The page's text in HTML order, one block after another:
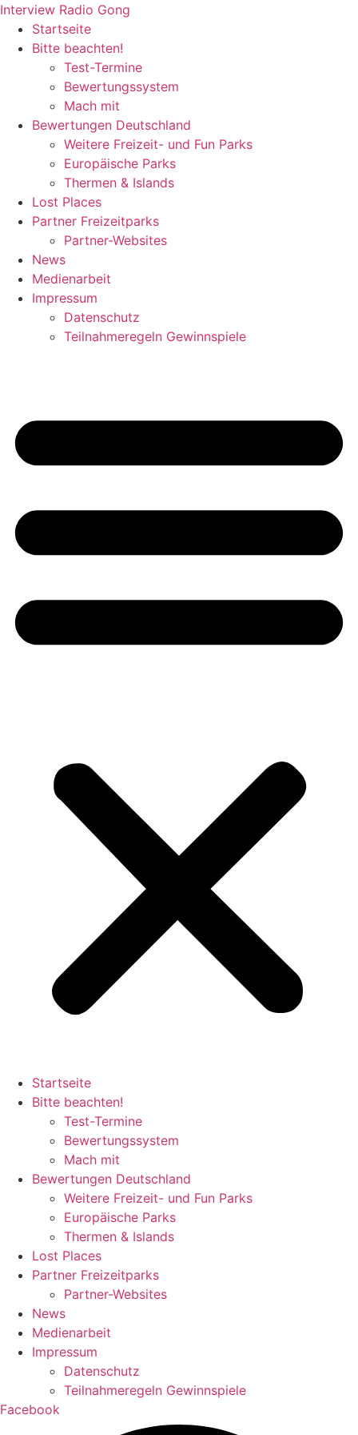
Zum
Inhalt
wechseln
Interview Radio Gong
Startseite
Bitte beachten!
Test-Termine
Bewertungssystem
Mach mit
Bewertungen Deutschland
Weitere Freizeit- und Fun Parks
Europäische Parks
Thermen & Islands
Lost Places
Partner Freizeitparks
Partner-Websites
News
Medienarbeit
Impressum
Datenschutz
Teilnahmeregeln Gewinnspiele
Startseite
Bitte beachten!
Test-Termine
Bewertungssystem
Mach mit
Bewertungen Deutschland
Weitere Freizeit- und Fun Parks
Europäische Parks
Thermen & Islands
Lost Places
Partner Freizeitparks
Partner-Websites
News
Medienarbeit
Impressum
Datenschutz
Teilnahmeregeln Gewinnspiele
Facebook